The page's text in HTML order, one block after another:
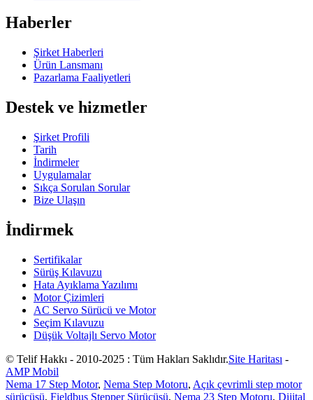
Haberler
Şirket Haberleri
Ürün Lansmanı
Pazarlama Faaliyetleri
Destek ve hizmetler
Şirket Profili
Tarih
İndirmeler
Uygulamalar
Sıkça Sorulan Sorular
Bize Ulaşın
İndirmek
Sertifikalar
Sürüş Kılavuzu
Hata Ayıklama Yazılımı
Motor Çizimleri
AC Servo Sürücü ve Motor
Seçim Kılavuzu
Düşük Voltajlı Servo Motor
© Telif Hakkı - 2010-2025 : Tüm Hakları Saklıdır.Site Haritası -
AMP Mobil
Nema 17 Step Motor, Nema Step Motoru, Açık çevrimli step motor
sürücüsü, Fieldbus Stepper Sürücüsü, Nema 23 Step Motoru, Dijital